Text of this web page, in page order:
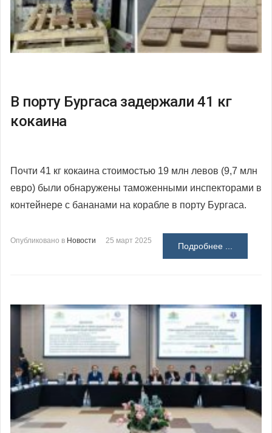
В порту Бургаса задержали 41 кг
кокаина
Почти 41 кг кокаина стоимостью 19 млн левов (9,7 млн
евро) были обнаружены таможенными инспекторами в
контейнере с бананами на корабле в порту Бургаса.
Опубликовано в Новости 25 март 2025
Подробнее ...